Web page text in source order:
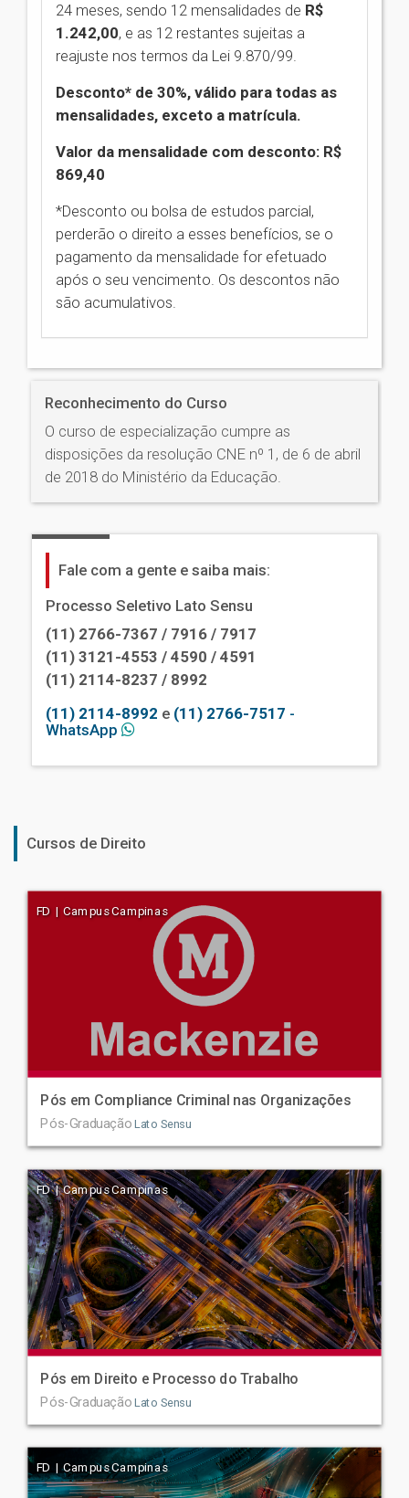
24 meses, sendo 12 mensalidades de R$
1.242,00, e as 12 restantes sujeitas a
reajuste nos termos da Lei 9.870/99.
Desconto* de 30%, válido para todas as
mensalidades, exceto a matrícula.
Valor da mensalidade com desconto: R$
869,40
*Desconto ou bolsa de estudos parcial,
perderão o direito a esses benefícios, se o
pagamento da mensalidade for efetuado
após o seu vencimento. Os descontos não
são acumulativos.
Reconhecimento do Curso
O curso de especialização cumpre as
disposições da resolução CNE nº 1, de 6 de abril
de 2018 do Ministério da Educação.
Fale com a gente e saiba mais:
Processo Seletivo Lato Sensu
(11) 2766-7367 / 7916 / 7917
(11) 3121-4553 / 4590 / 4591
(11) 2114-8237 / 8992
(11) 2114-8992 e (11) 2766-7517 -
WhatsApp
Cursos de Direito
FD | Campus Campinas
Pós em Compliance Criminal nas Organizações
Pós-Graduação Lato Sensu
FD | Campus Campinas
Pós em Direito e Processo do Trabalho
Pós-Graduação Lato Sensu
FD | Campus Campinas